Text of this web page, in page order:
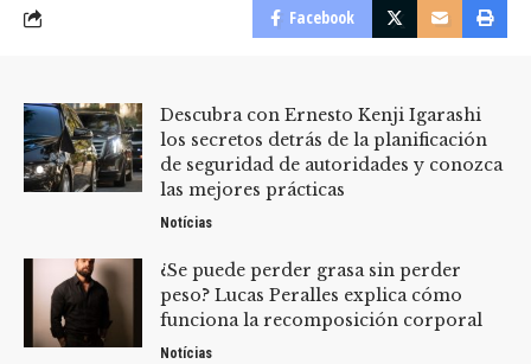
Facebook
Descubra con Ernesto Kenji Igarashi
los secretos detrás de la planificación
de seguridad de autoridades y conozca
las mejores prácticas
Notícias
¿Se puede perder grasa sin perder
peso? Lucas Peralles explica cómo
funciona la recomposición corporal
Notícias